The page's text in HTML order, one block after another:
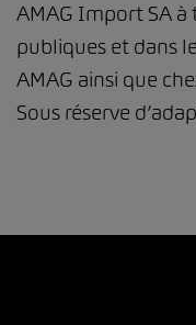
AMAG Import SA à
publiques et dans
AMAG ainsi que
Sous réserve